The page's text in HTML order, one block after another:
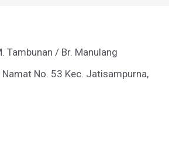
Tambunan / Br. Manulang
No. 53 Kec. Jatisampurna,